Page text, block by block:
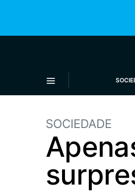
SOCIEDADE